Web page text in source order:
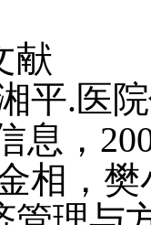
.医院
息，
，樊